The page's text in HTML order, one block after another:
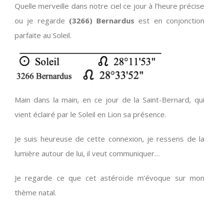
Quelle merveille dans notre ciel ce jour à l’heure précise
ou je regarde (3266) Bernardusest en conjonction
parfaite au Soleil.
Main dans la main, en ce jour de la Saint-Bernard, qui
vient éclairé par le Soleil en Lion sa présence.
Je suis heureuse de cette connexion, je ressens de la
lumière autour de lui, il veut communiquer…
Je regarde ce que cet astéroïde m’évoque sur mon
thème natal.